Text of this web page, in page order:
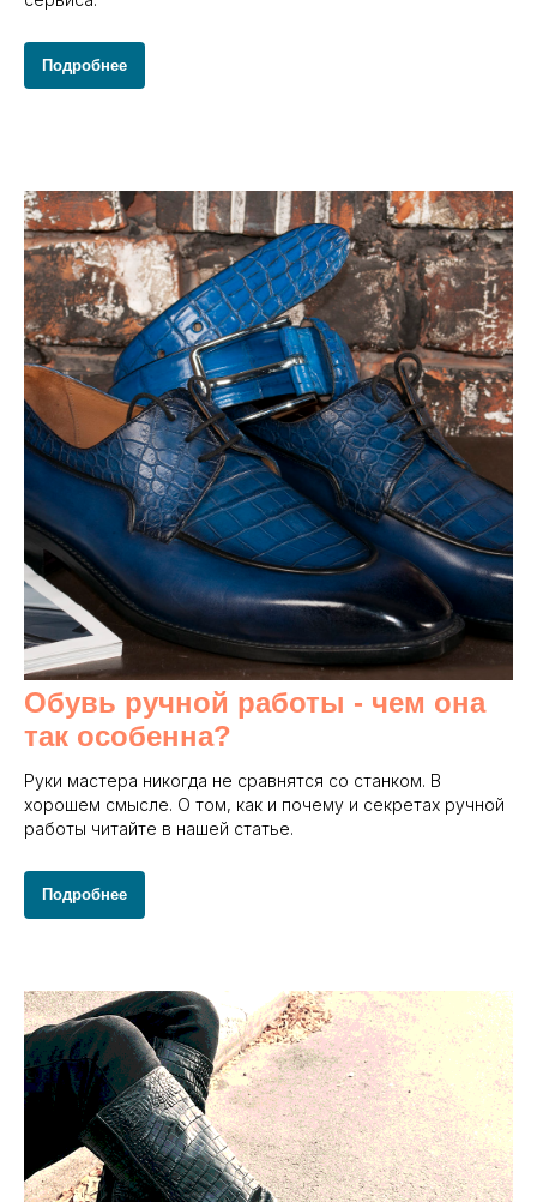
Подробнее
Обувь ручной работы - чем она
так особенна?
Руки мастера никогда не сравнятся со станком. В
хорошем смысле. О том, как и почему и секретах ручной
работы читайте в нашей статье.
Подробнее